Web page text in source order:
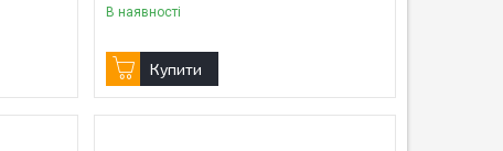
В наявності
Купити